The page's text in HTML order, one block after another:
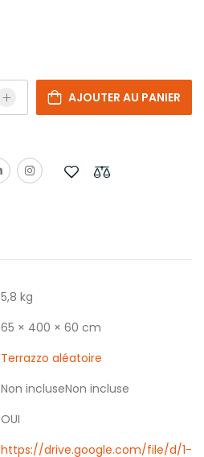
AJOUTER AU PANIER
5,8 kg
65 × 400 × 60 cm
Terrazzo aléatoire
Non incluseNon incluse
OUI
https://drive.google.com/file/d/1-